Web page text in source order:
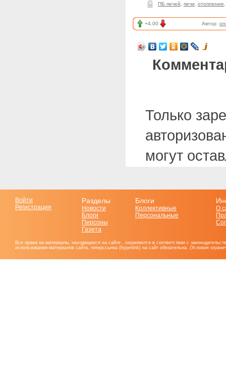
ПБ печей печи отопление
+4.00 Автор:
Только
могут
Войти
Регистрация
Разделы
Новости
Блоги
Персоны
Газета
Блоги
Коллективные
Персональные
О
Все права на материалы, находящиеся на сайте , охраняются в соответствии с
использовании материалов сайта, гиперссылка (hyperlink) на сайт обязательна. (Условия